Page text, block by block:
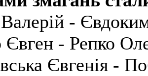
Валерій -
- Репко
Євгенія -